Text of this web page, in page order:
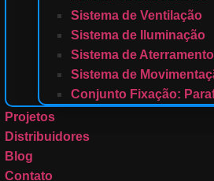
Sistema de Ventilação
Sistema de Iluminação
Sistema de Aterramento
Sistema de
Conjunto Fixação:
Projetos
Distribuidores
Blog
Contato